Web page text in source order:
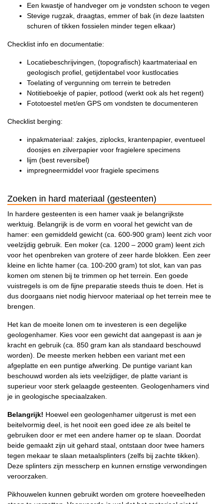
Een kwastje of handveger om je vondsten schoon te vegen
Stevige rugzak, draagtas, emmer of bak (in deze laatsten
schuren of tikken fossielen minder tegen elkaar)
Checklist info en documentatie:
Locatiebeschrijvingen, (topografisch) kaartmateriaal en
geologisch profiel, getijdentabel voor kustlocaties
Toelating of vergunning om terrein te betreden
Notitieboekje of papier, potlood (werkt ook als het regent)
Fototoestel met/en GPS om vondsten te documenteren
Checklist berging:
inpakmateriaal: zakjes, ziplocks, krantenpapier, eventueel
doosjes en zilverpapier voor fragielere specimens
lijm (best reversibel)
impregneermiddel voor fragiele specimens
Zoeken in hard materiaal (gesteenten)
In hardere gesteenten is een hamer vaak je belangrijkste
werktuig. Belangrijk is de vorm en vooral het gewicht van de
hamer: een gemiddeld gewicht (ca. 600-900 gram) leent zich voor
veelzijdig gebruik. Een moker (ca. 1200 – 2000 gram) leent zich
voor het openbreken van grotere of zeer harde blokken. Een zeer
kleine en lichte hamer (ca. 100-200 gram) tot slot, kan van pas
komen om stenen bij te trimmen op het terrein. Een goede
vuistregels is om de fijne preparatie steeds thuis te doen. Het is
dus doorgaans niet nodig hiervoor materiaal op het terrein mee te
brengen.
Het kan de moeite lonen om te investeren is een degelijke
geologenhamer. Kies voor een gewicht dat aangepast is aan je
kracht en gebruik (ca. 850 gram kan als standaard beschouwd
worden). De meeste merken hebben een variant met een
afgeplatte en een puntige afwerking. De puntige variant kan
beschouwd worden als iets veelzijdiger, de platte variant is
superieur voor sterk gelaagde gesteenten. Geologenhamers vind
je in geologische speciaalzaken.
Belangrijk! Hoewel een geologenhamer uitgerust is met een
beitelvormig deel, is het nooit een goed idee ze als beitel te
gebruiken door er met een andere hamer op te slaan. Doordat
beide gemaakt zijn uit gehard staal, ontstaan door twee hamers
tegen mekaar te slaan metaalsplinters (zelfs bij zachte tikken).
Deze splinters zijn messcherp en kunnen ernstige verwondingen
veroorzaken.
Pikhouwelen kunnen gebruikt worden om grotere hoeveelheden